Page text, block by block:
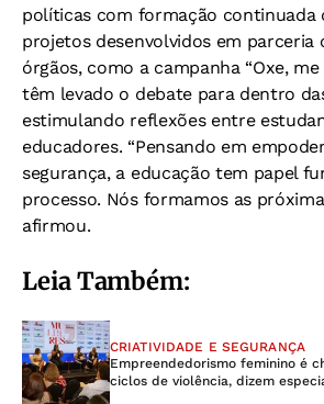
políticas com formação continuada
projetos desenvolvidos em parceria
órgãos, como a campanha “Oxe, me
têm levado o debate para dentro
estimulando reflexões entre
educadores. “Pensando em
segurança, a educação tem papel
processo. Nós formamos as
afirmou.
Leia Também:
CRIATIVIDADE E SEGURANÇA
Empreendedorismo feminino é
ciclos de violência, dizem